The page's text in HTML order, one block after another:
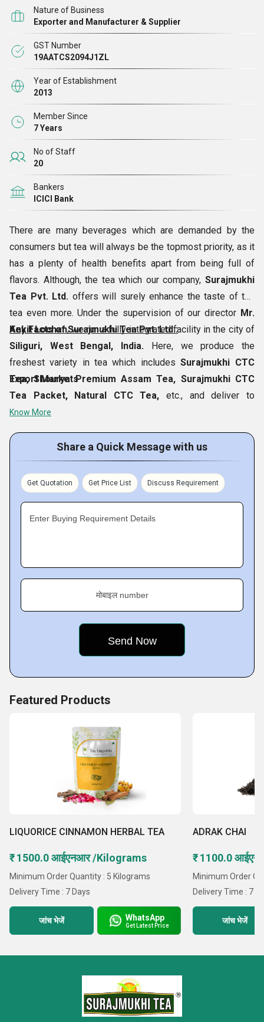
और HACCP प्रमाणित कंपनी भी हैं
Nature of Business
Exporter and Manufacturer & Supplier
GST Number
19AATCS2094J1ZL
Year of Establishment
2013
Member Since
7 Years
No of Staff
20
Bankers
ICICI Bank
There are many beverages which are demanded by the
consumers but tea will always be the topmost priority, as it
has a plenty of health benefits apart from being full of
flavors. Although, the tea which our company, Surajmukhi
Tea Pvt. Ltd. offers will surely enhance the taste of the
tea even more. Under the supervision of our director Mr.
Ankit Lochan, we run a fully integrated facility in the city of
Siliguri, West Bengal, India. Here, we produce the
freshest variety in tea which includes Surajmukhi CTC
Tea, Shourya Premium Assam Tea, Surajmukhi CTC
Tea Packet, Natural CTC Tea, etc., and deliver to
consumers worldwide.
Key Facts of Surajmukhi Tea Pvt. Ltd.:
Export Markets
Know More
Share a Quick Message with us
Get Quotation Get Price List Discuss Requirement
Enter Buying Requirement Details
मोबाइल number
Featured Products
LIQUORICE CINNAMON HERBAL TEA
₹ 1500.0 आईएनआर /Kilograms
Minimum Order Quantity : 5 Kilograms
Delivery Time : 7 Days
जांच भेजें WhatsApp
Get Latest Price
ADRAK CHAI
₹ 1100.0
Minimum Order
Delivery Time : 7
जांच भेजें